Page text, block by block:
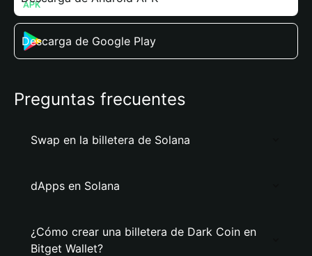
Descarga de Google Play
Preguntas frecuentes
Swap en la billetera de Solana
dApps en Solana
¿Cómo crear una billetera de Dark Coin en
Bitget Wallet?